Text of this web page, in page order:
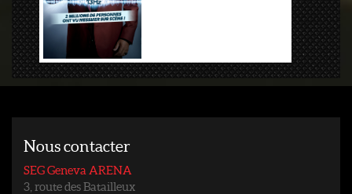
Nous contacter
SEG Geneva ARENA
3, route des Batailleux